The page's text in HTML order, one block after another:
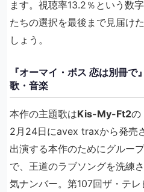
ます。視聴率13.2％という数
たちの選択を最後まで見届け
しょう。
『オーマイ・ボス 恋は別冊
歌・音楽
本作の主題歌はKis-My-Ft2の
2月24日にavex traxから発売
出演する本作のためにグルー
で、王道のラブソングを洗練
気ナンバー。第107回ザ・テ